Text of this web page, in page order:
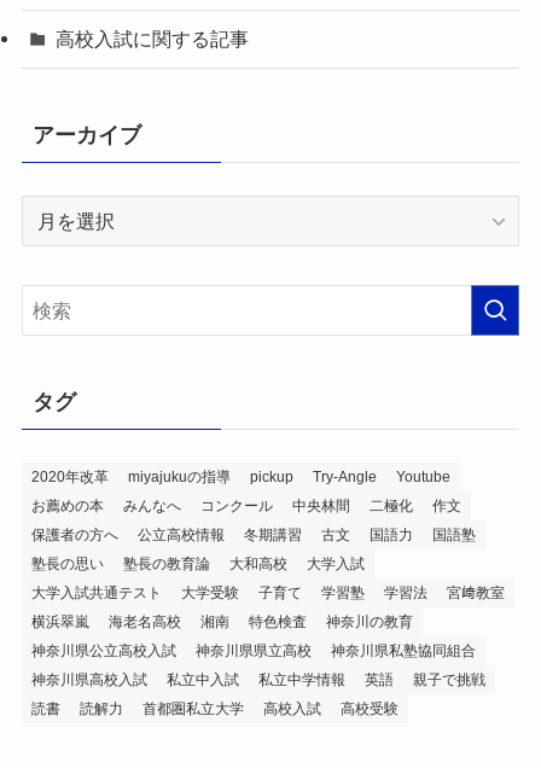
高校入試に関する記事
アーカイブ
イ
タグ
2020年改革 miyajukuの指導 pickup Try-Angle
Youtube
お薦めの本
みんなへ コンクール 中央林間 二極化
作文
保護者の方へ
公立高校情報 冬期講習 古文 国語力
国語塾
塾長の思い
塾長の教育論 大和高校
大学入試
大学入試共通テスト
大学受験 子育て 学習塾 学習法
宮﨑教室
横浜翠嵐
海老名高校 湘南 特色検査
神奈川の教育
神奈川県公立高校入試
神奈川県県立高校
神奈川県私塾協同組合
神奈川県高校入試
私立中入試 私立中学情報 英語
親子で挑戦
読書
読解力 首都圏私立大学 高校入試 高校受験